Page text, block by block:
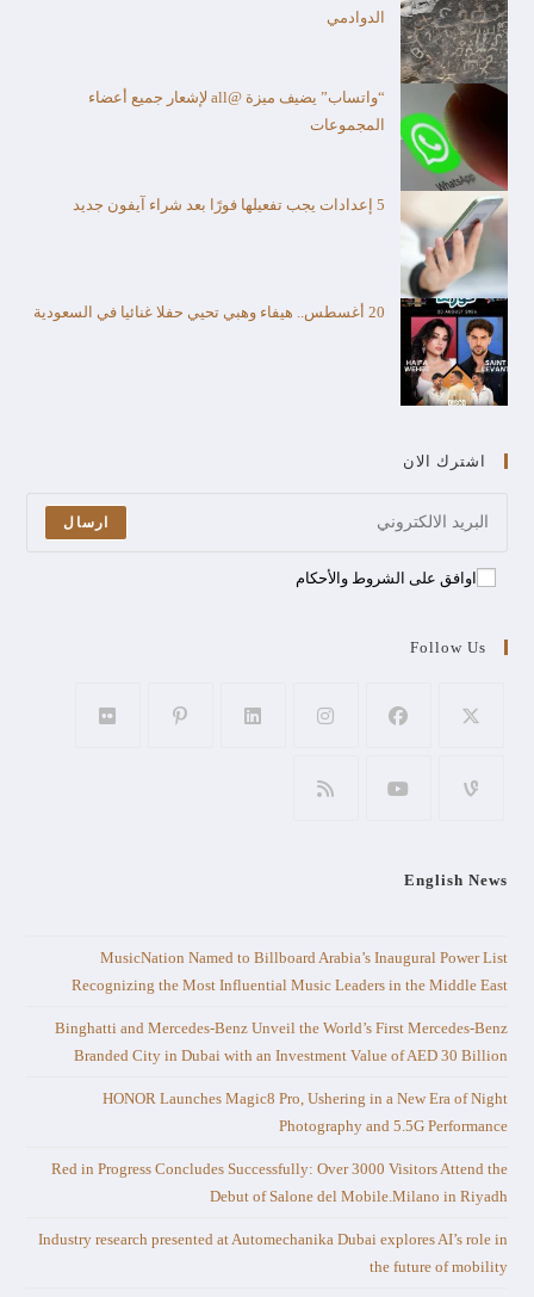
الدوادمي
“واتساب” يضيف ميزة @all لإشعار جميع أعضاء
المجموعات
5 إعدادات يجب تفعيلها فورًا بعد شراء آيفون جديد
20 أغسطس.. هيفاء وهبي تحيي حفلا غنائيا في السعودية
اشترك الان
ارسال
اوافق على الشروط والأحكام
Follow Us
English News
MusicNation Named to Billboard Arabia’s Inaugural Power List
Recognizing the Most Influential Music Leaders in the Middle East
Binghatti and Mercedes-Benz Unveil the World’s First Mercedes-Benz
Branded City in Dubai with an Investment Value of AED 30 Billion
HONOR Launches Magic8 Pro, Ushering in a New Era of Night
Photography and 5.5G Performance
Red in Progress Concludes Successfully: Over 3000 Visitors Attend the
Debut of Salone del Mobile.Milano in Riyadh
Industry research presented at Automechanika Dubai explores AI’s role in
the future of mobility